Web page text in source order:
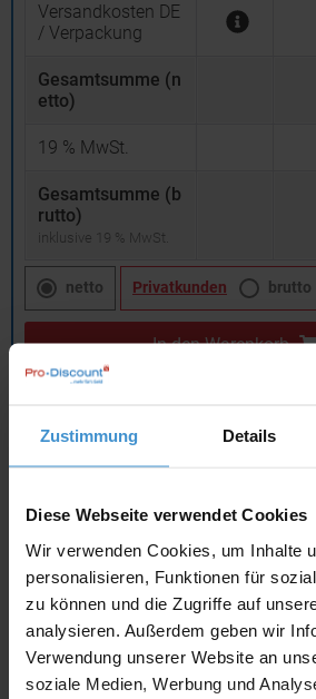
Zustimmung Details
Diese Webseite verwendet Cookies
Wir verwenden Cookies, um Inhalte
personalisieren, Funktionen für
zu können und die Zugriffe auf
analysieren. Außerdem geben wir
Verwendung unserer Website an
soziale Medien, Werbung und
Versandkosten DE
/ Verpackung
Gesamtsumme (n
etto)
19 % MwSt.
Gesamtsumme (b
rutto)
inklusive 19 % MwSt.
netto Privatkunden brutto
In den Warenkorb
Angebot drucken
Lieferzeiten
Artikel mit Werbeanbringung: ca. 10
Muster mit Ihrer
Werbeanbringung zur Freigabe
der Produktion:
ca. 10